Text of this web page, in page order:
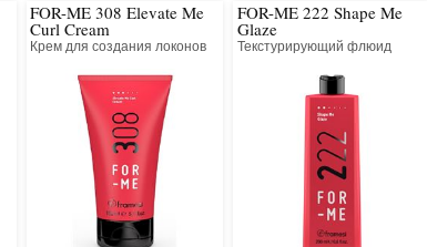
FOR-ME 308 Elevate Me
Curl Cream
Крем для создания локонов
FOR-ME 222 Shape Me
Glaze
Текстурирующий флюид